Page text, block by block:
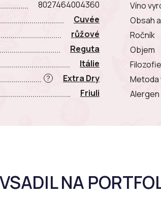
8027464004360
Cuvée
růžové
Reguta
Itálie
?
Extra Dry
Friuli
Víno
Obsah
Ročník
Objem
Metoda
Alergen